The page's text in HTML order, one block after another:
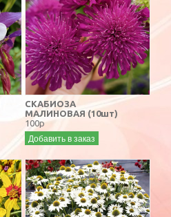
СКАБИОЗА
МАЛИНОВАЯ (10шт)
100р
Добавить в заказ